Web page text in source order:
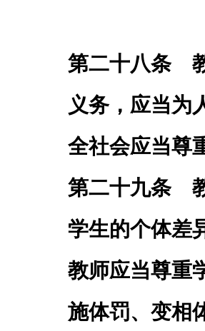
第二十八条
义务，应当为
全社会应当尊
第二十九条
学生的个体差
教师应当尊重
施体罚、变相